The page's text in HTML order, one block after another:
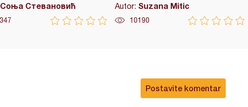
Соња Стевановић Autor: Suzana Mitic
10190
Postavite komentar